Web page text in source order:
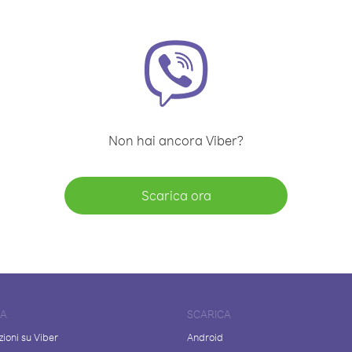
Non hai ancora Viber?
Scarica ora
su Viber
SCARICA
Android